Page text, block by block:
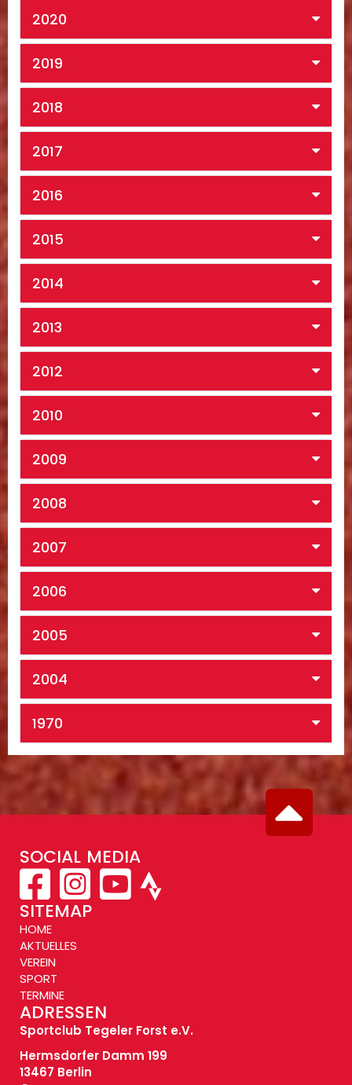
2020
2019
2018
2017
2016
2015
2014
2013
2012
2010
2009
2008
2007
2006
2005
2004
1970
SOCIAL MEDIA
SITEMAP
HOME
AKTUELLES
VEREIN
SPORT
TERMINE
ADRESSEN
Sportclub Tegeler Forst e.V.
Hermsdorfer Damm 199
13467 Berlin